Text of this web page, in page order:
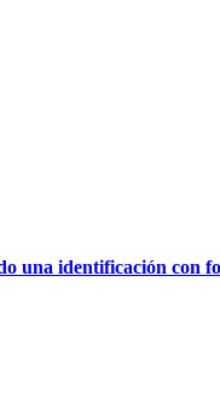
una identificación con